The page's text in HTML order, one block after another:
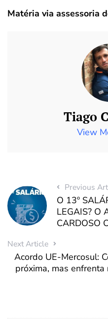
Matéria via assessoria
Tiago
View
Previous
O 13º
LEGAIS? O
CARDOSO
Next Article
Acordo UE-Mercosul:
próxima, mas enfrenta